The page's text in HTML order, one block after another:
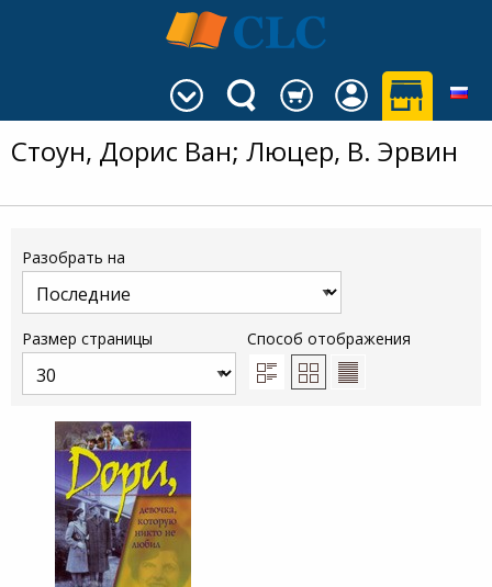
Стоун, Дорис Ван; Люцер, В. Эрвин
Разобрать на
Размер страницы Способ отображения